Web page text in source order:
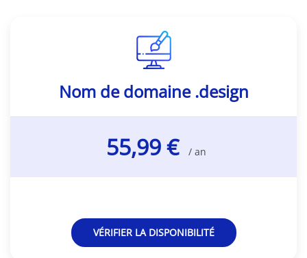
Nom de domaine .design
55,99 € / an
VÉRIFIER LA DISPONIBILITÉ